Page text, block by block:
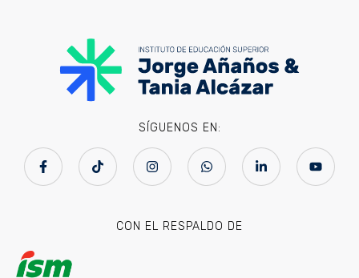
SÍGUENOS EN:
CON EL RESPALDO DE